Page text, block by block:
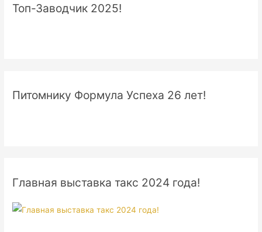
Топ-Заводчик 2025!
Питомнику Формула Успеха 26 лет!
Главная выставка такс 2024 года!